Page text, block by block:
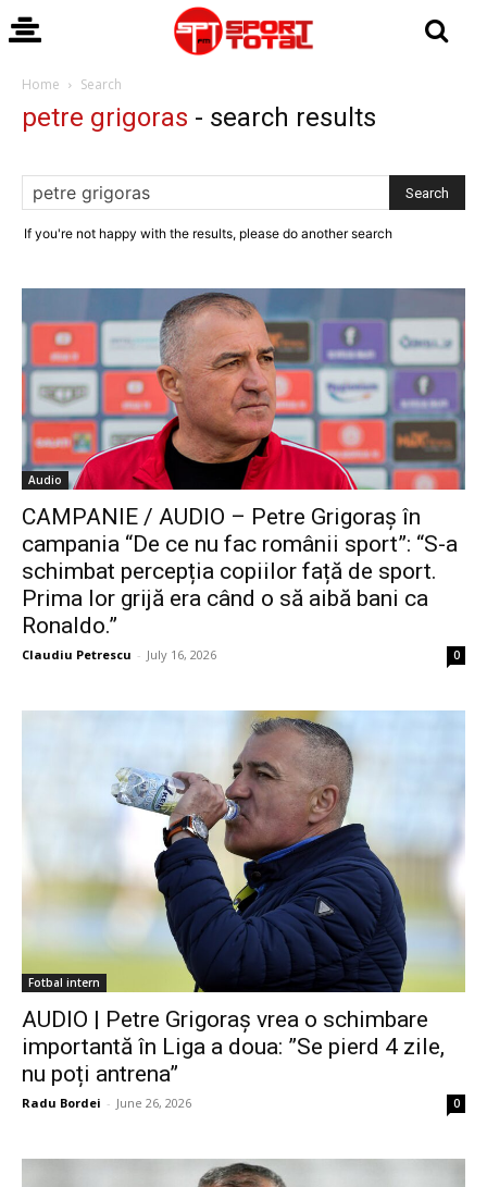
Home Search
petre grigoras - search results
If you're not happy with the results, please do another search
Audio
CAMPANIE / AUDIO – Petre Grigoraș în
campania “De ce nu fac românii sport”: “S-a
schimbat percepția copiilor față de sport.
Prima lor grijă era când o să aibă bani ca
Ronaldo.”
Claudiu Petrescu - July 16, 2026 0
Fotbal intern
AUDIO | Petre Grigoraș vrea o schimbare
importantă în Liga a doua: ”Se pierd 4 zile,
nu poți antrena”
Radu Bordei - June 26, 2026 0